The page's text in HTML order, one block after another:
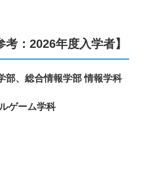
：2026年度入学者】
部、総合情報学部 情報学科
ゲーム学科